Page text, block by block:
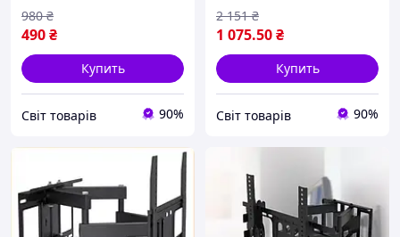
490₴
980 ₴
Купить
Cвіт товарів 90%
1 075.50₴
2 151 ₴
Купить
Cвіт товарів 90%